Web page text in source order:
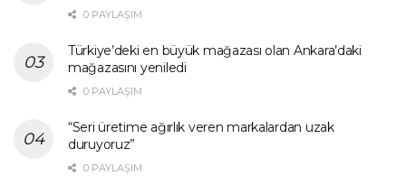
0 PAYLAŞIM
Türkiye’deki en büyük mağazası olan Ankara’daki
mağazasını yeniledi
0 PAYLAŞIM
“Seri üretime ağırlık veren markalardan uzak
duruyoruz”
0 PAYLAŞIM